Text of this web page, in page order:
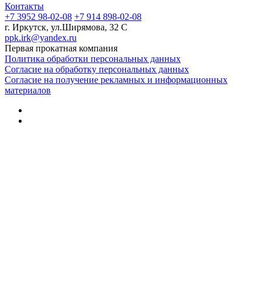
Контакты
+7 3952 98-02-08 +7 914 898-02-08
г. Иркутск, ул.Ширямова, 32 С
ppk.irk@yandex.ru
Первая прокатная компания
Политика обработки персональных данных
Согласие на обработку персональных данных
Согласие на получение рекламных и информационных
материалов